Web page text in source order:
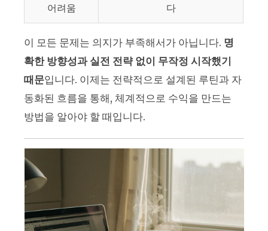
어려움
다
이 모든 문제는 의지가 부족해서가 아닙니다. 명
확한 방향성과 실전 전략 없이 무작정 시작했기
때문입니다. 이제는 전략적으로 설계된 루틴과 자
동화된 흐름을 통해, 체계적으로 수익을 만드는
방법을 알아야 할 때입니다.